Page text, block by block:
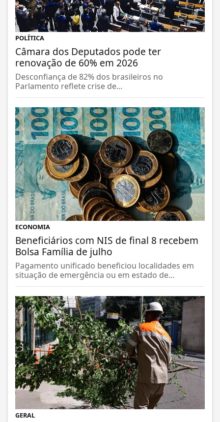
POLÍTICA
Câmara dos Deputados pode ter
renovação de 60% em 2026
Desconfiança de 82% dos brasileiros no
Parlamento reflete crise de...
ECONOMIA
Beneficiários com NIS de final 8 recebem
Bolsa Família de julho
Pagamento unificado beneficiou localidades em
situação de emergência ou em estado de...
GERAL